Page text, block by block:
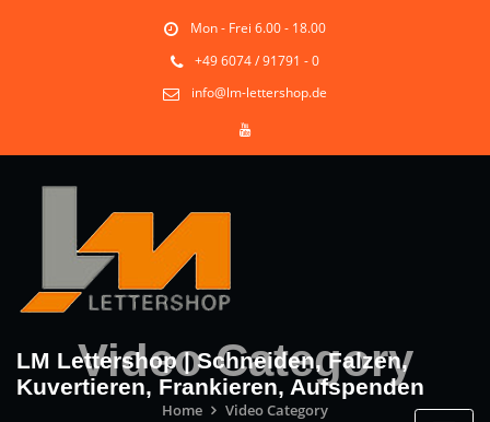
Mon - Frei 6.00 - 18.00
+49 6074 / 91791 - 0
info@lm-lettershop.de
LM Lettershop | Schneiden, Falzen,
Kuvertieren, Frankieren, Aufspenden
Video Category
Home Video Category